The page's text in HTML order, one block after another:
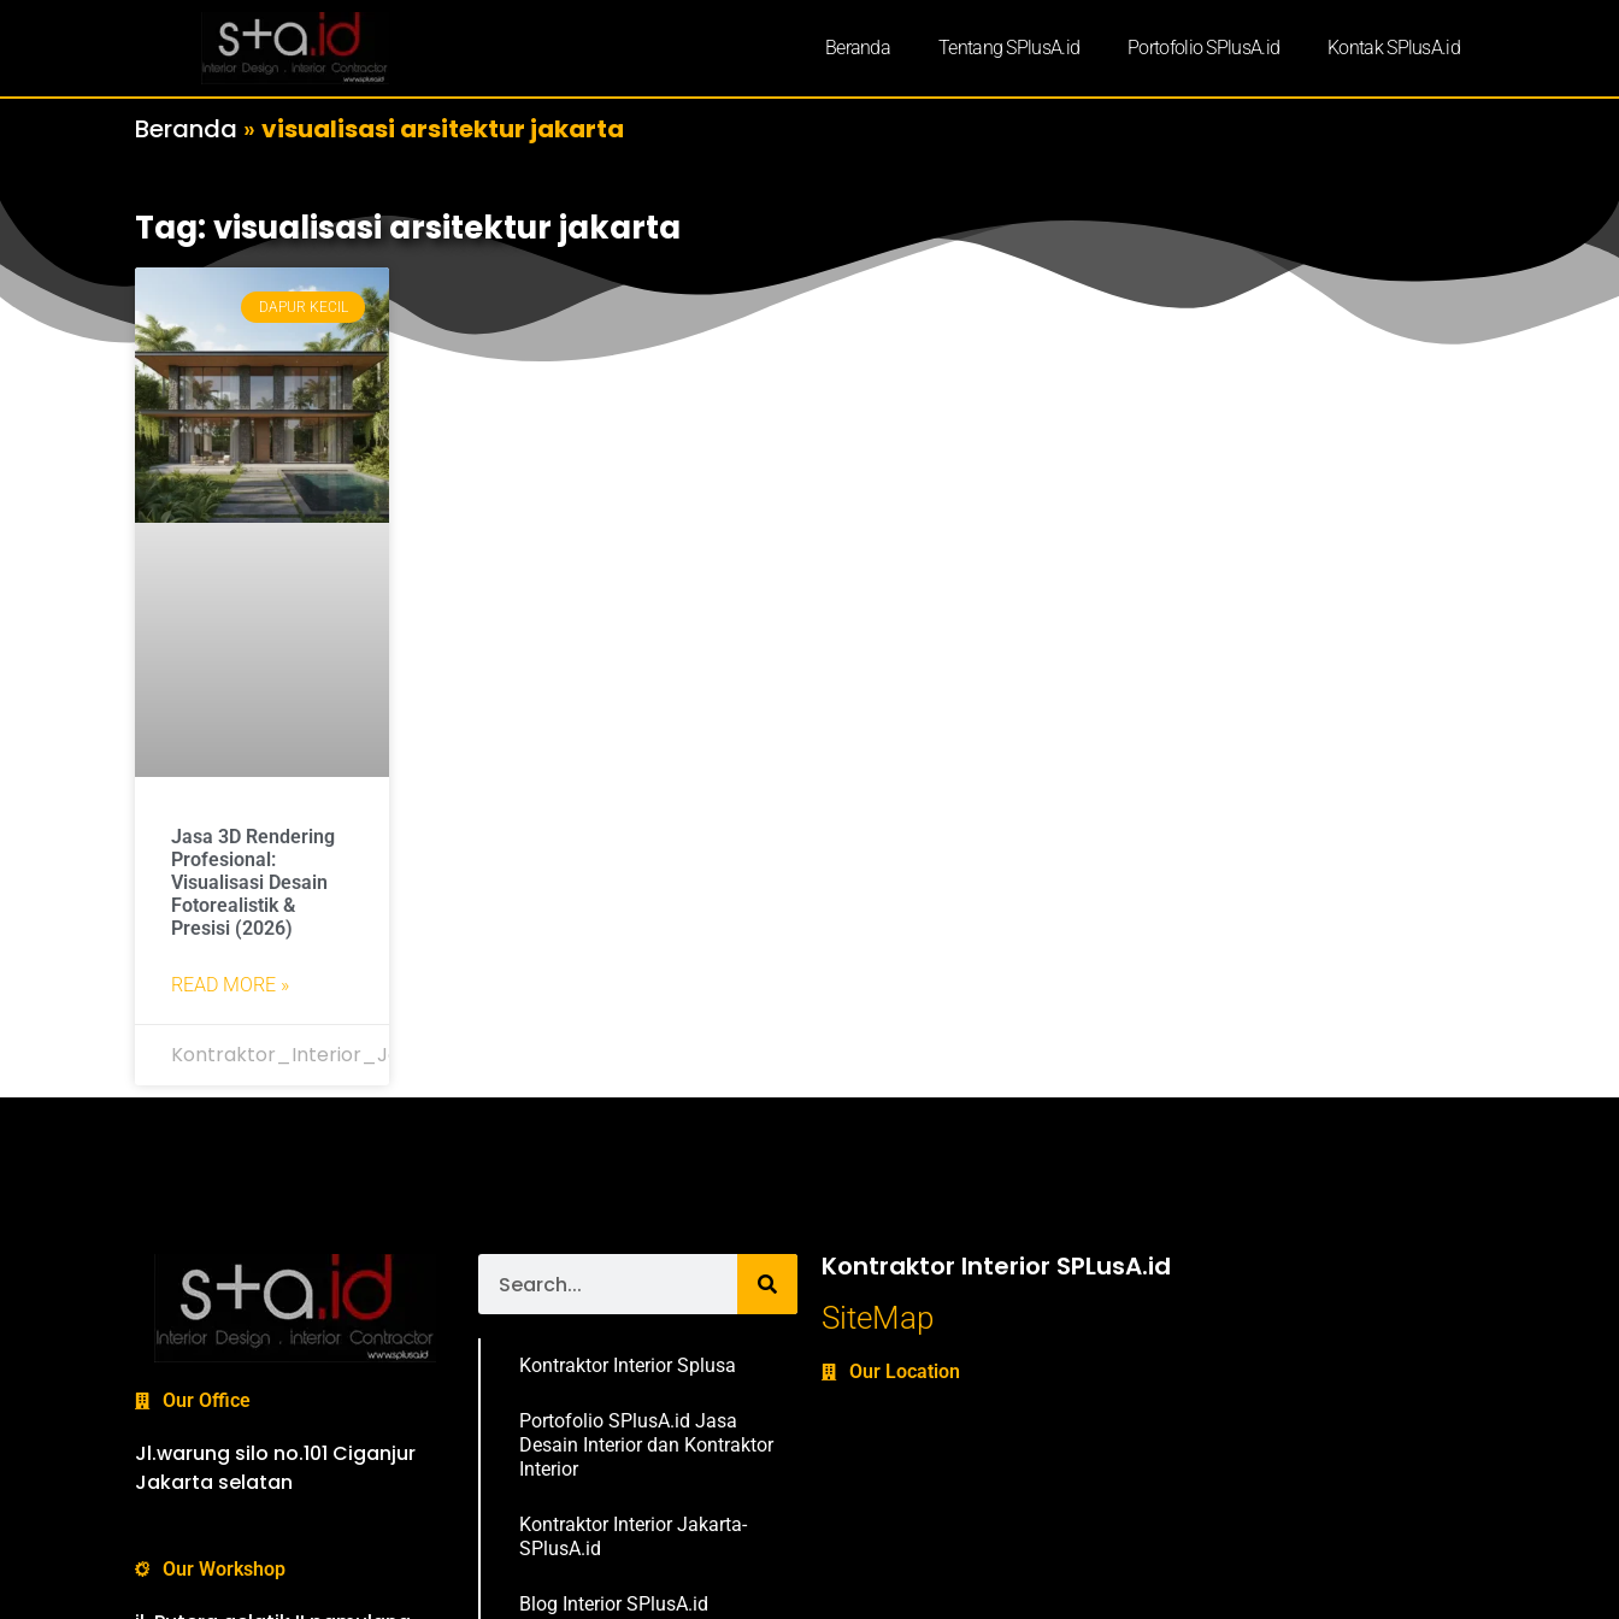
Beranda Tentang SPlusA.id Portofolio SPlusA.id Kontak SPlusA.id
Beranda » visualisasi arsitektur jakarta
Tag: visualisasi arsitektur jakarta
DAPUR KECIL
Jasa 3D Rendering
Profesional:
Visualisasi Desain
Fotorealistik &
Presisi (2026)
READ MORE »
Kontraktor_Interior_Jakarta
Our Office
Jl.warung silo no.101 Ciganjur
Jakarta selatan
Our Workshop
Kontraktor Interior Splusa
Portofolio SPlusA.id Jasa
Desain Interior dan Kontraktor
Interior
Kontraktor Interior Jakarta-
SPlusA.id
Blog Interior SPlusA.id
Kontraktor Interior SPLusA.id
SiteMap
Our Location